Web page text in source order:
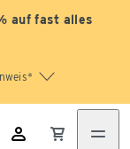
auf fast alles